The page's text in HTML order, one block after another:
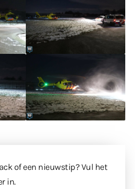
of een nieuwstip? Vul het
in.